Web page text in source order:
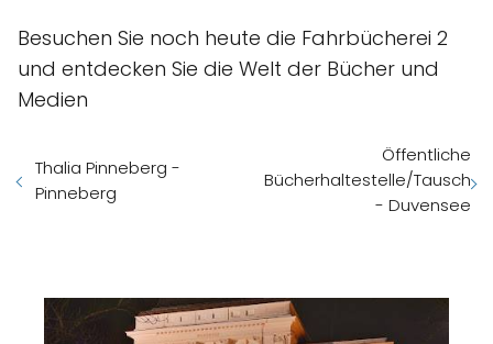
Besuchen Sie noch heute die Fahrbücherei 2
und entdecken Sie die Welt der Bücher und
Medien
Thalia Pinneberg -
Pinneberg
Öffentliche
Bücherhaltestelle/Tausch
- Duvensee